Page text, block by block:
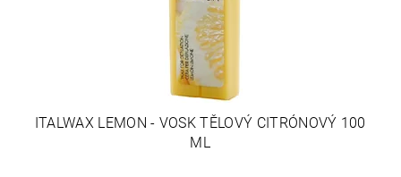
ITALWAX LEMON - VOSK TĚLOVÝ CITRÓNOVÝ 100
ML